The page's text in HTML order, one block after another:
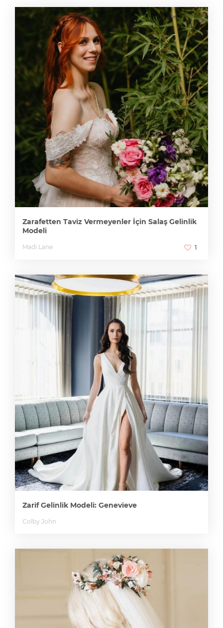
Zarafetten Taviz Vermeyenler İçin Salaş Gelinlik
Modeli
Madi Lane 1
Zarif Gelinlik Modeli: Genevieve
Colby John